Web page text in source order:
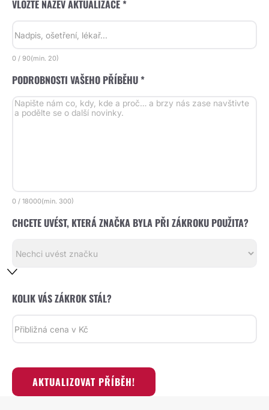
VLOŽTE NÁZEV AKTUALIZACE *
0 / 90(min. 20)
PODROBNOSTI VAŠEHO PŘÍBĚHU *
0 / 18000(min. 300)
CHCETE UVÉST, KTERÁ ZNAČKA BYLA PŘI ZÁKROKU POUŽITA?
KOLIK VÁS ZÁKROK STÁL?
AKTUALIZOVAT PŘÍBĚH!